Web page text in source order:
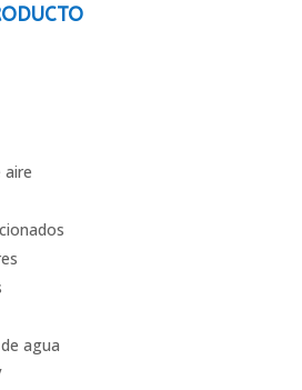
aire
agua